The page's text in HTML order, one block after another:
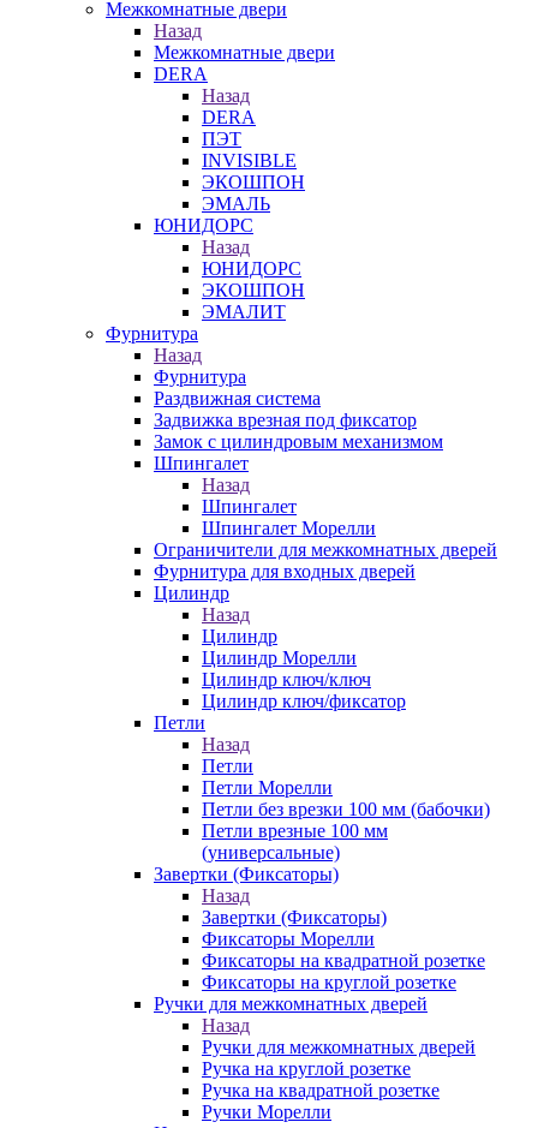
Межкомнатные двери
Назад
Межкомнатные двери
DERA
Назад
DERA
ПЭТ
INVISIBLE
ЭКОШПОН
ЭМАЛЬ
ЮНИДОРС
Назад
ЮНИДОРС
ЭКОШПОН
ЭМАЛИТ
Фурнитура
Назад
Фурнитура
Раздвижная система
Задвижка врезная под фиксатор
Замок с цилиндровым механизмом
Шпингалет
Назад
Шпингалет
Шпингалет Морелли
Ограничители для межкомнатных дверей
Фурнитура для входных дверей
Цилиндр
Назад
Цилиндр
Цилиндр Морелли
Цилиндр ключ/ключ
Цилиндр ключ/фиксатор
Петли
Назад
Петли
Петли Морелли
Петли без врезки 100 мм (бабочки)
Петли врезные 100 мм
(универсальные)
Завертки (Фиксаторы)
Назад
Завертки (Фиксаторы)
Фиксаторы Морелли
Фиксаторы на квадратной розетке
Фиксаторы на круглой розетке
Ручки для межкомнатных дверей
Назад
Ручки для межкомнатных дверей
Ручка на круглой розетке
Ручка на квадратной розетке
Ручки Морелли